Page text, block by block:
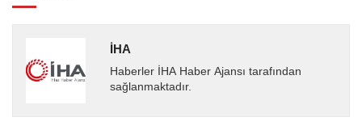
İHA
Haberler İHA Haber Ajansı tarafından
sağlanmaktadır.